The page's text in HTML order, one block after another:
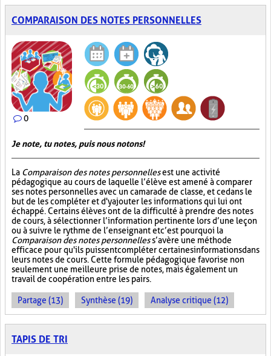
COMPARAISON DES NOTES PERSONNELLES
0
Je note, tu notes, puis nous notons!
La Comparaison des notes personnellesest une activité
pédagogique au cours de laquelle l’élève est amené à comparer
ses notes personnelles avec un camarade de classe, et ce dans le
but de les compléter et d'y ajouter les informations qui lui ont
échappé. Certains élèves ont de la difficulté à prendre des notes
de cours, à sélectionner l’information pertinente lors d’une leçon
ou à suivre le rythme de l’enseignant et c’est pourquoi la
Comparaison des notes personnelless’avère une méthode
efficace pour qu'ils puissent compléter certaines informations dans
leurs notes de cours. Cette formule pédagogique favorise non
seulement une meilleure prise de notes, mais également un
travail de coopération entre les pairs.
Partage (13) Synthèse (19) Analyse critique (12)
TAPIS DE TRI